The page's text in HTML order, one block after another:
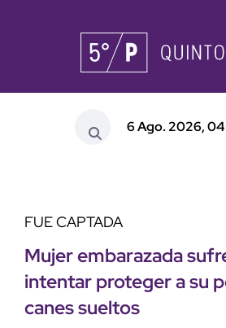
6 Ago. 2026,
FUE CAPTADA
Mujer embarazada
intentar proteger a su
canes sueltos